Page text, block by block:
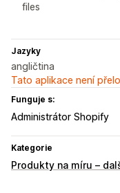
files
Jazyky
angličtina
Tato aplikace není
Funguje s:
Administrátor Shopify
Kategorie
Produkty na míru –